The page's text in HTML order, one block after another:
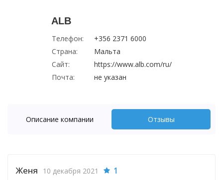
ALB
Телефон:
+356 2371 6000
Страна:
Мальта
Сайт:
https://www.alb.com/ru/
Почта:
не указан
Описание компании Отзывы
Женя 10 декабря 2021 1